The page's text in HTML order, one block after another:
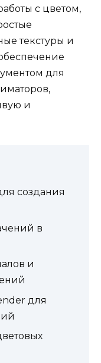
с цветом,
текстуры и
для
и
создания
в
и
для